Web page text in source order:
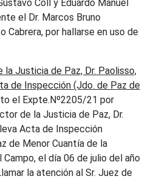
Coll y Eduardo Manuel
el Dr. Marcos Bruno
Cabrera, por hallarse en uso de
la Justicia de Paz, Dr. Paolisso,
de Inspección (Jdo. de Paz de
el Expte.Nº2205/21 por
de la Justicia de Paz, Dr.
Acta de Inspección
de Menor Cuantía de la
el día 06 de julio del año
la atención al Sr. Juez de